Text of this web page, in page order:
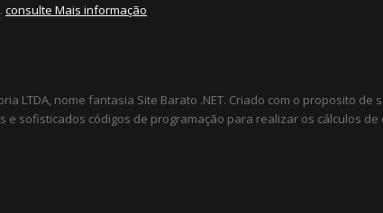
consulte Mais informação
LTDA, nome fantasia Site Barato .NET. Criado com o proposito
sofisticados códigos de programação para realizar os cálculos